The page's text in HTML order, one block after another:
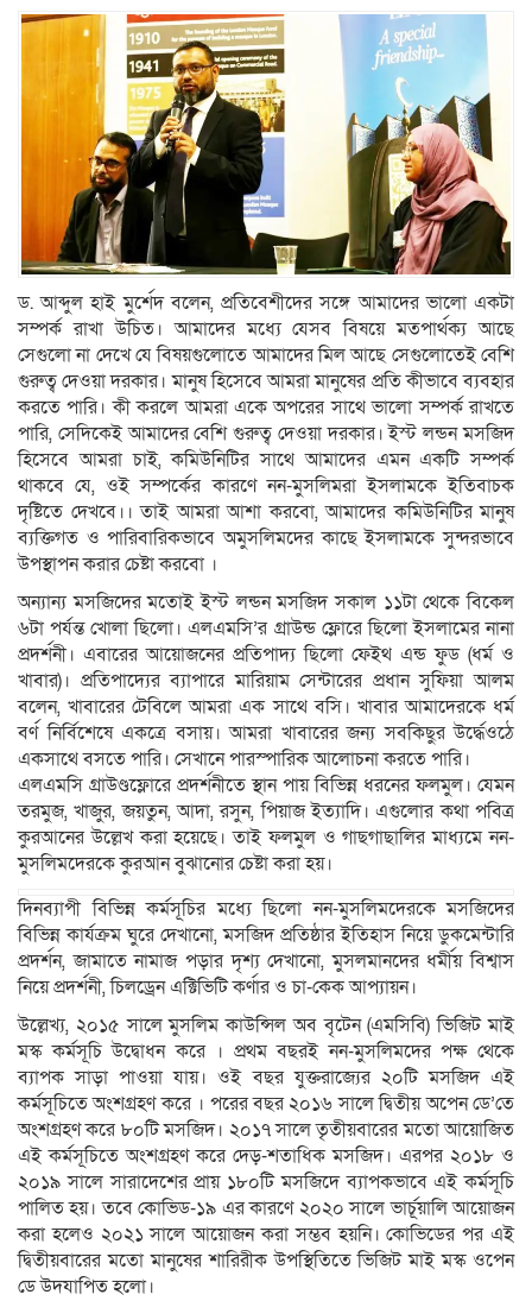
ড. আব্দুল হাই মুর্শেদ বলেন, প্রতিবেশীদের সঙ্গে আমাদের ভালো একটা
সম্পর্ক রাখা উচিত। আমাদের মধ্যে যেসব বিষয়ে মতপার্থক্য আছে
সেগুলো না দেখে যে বিষয়গুলোতে আমাদের মিল আছে সেগুলোতেই বেশি
গুরুত্ব দেওয়া দরকার। মানুষ হিসেবে আমরা মানুষের প্রতি কীভাবে ব্যবহার
করতে পারি। কী করলে আমরা একে অপরের সাথে ভালো সম্পর্ক রাখতে
পারি, সেদিকেই আমাদের বেশি গুরুত্ব দেওয়া দরকার। ইস্ট লন্ডন মসজিদ
হিসেবে আমরা চাই, কমিউনিটির সাথে আমাদের এমন একটি সম্পর্ক
থাকবে যে, ওই সম্পর্কের কারণে নন-মুসলিমরা ইসলামকে ইতিবাচক
দৃষ্টিতে দেখবে।। তাই আমরা আশা করবো, আমাদের কমিউনিটির মানুষ
ব্যক্তিগত ও পারিবারিকভাবে অমুসলিমদের কাছে ইসলামকে সুন্দরভাবে
উপস্থাপন করার চেষ্টা করবো ।
অন্যান্য মসজিদের মতোই ইস্ট লন্ডন মসজিদ সকাল ১১টা থেকে বিকেল
৬টা পর্যন্ত খোলা ছিলো। এলএমসি’র গ্রাউন্ড ফ্লোরে ছিলো ইসলামের নানা
প্রদর্শনী। এবারের আয়োজনের প্রতিপাদ্য ছিলো ফেইথ এন্ড ফুড (ধর্ম ও
খাবার)। প্রতিপাদ্যের ব্যাপারে মারিয়াম সেন্টারের প্রধান সুফিয়া আলম
বলেন, খাবারের টেবিলে আমরা এক সাথে বসি। খাবার আমাদেরকে ধর্ম
বর্ণ নির্বিশেষে একত্রে বসায়। আমরা খাবারের জন্য সবকিছুর উর্দ্ধেওঠে
একসাথে বসতে পারি। সেখানে পারস্পারিক আলোচনা করতে পারি।
এলএমসি গ্রাউণ্ডফ্লোরে প্রদর্শনীতে স্থান পায় বিভিন্ন ধরনের ফলমুল। যেমন
তরমুজ, খাজুর, জয়তুন, আদা, রসুন, পিয়াজ ইত্যাদি। এগুলোর কথা পবিত্র
কুরআনের উল্লেখ করা হয়েছে। তাই ফলমুল ও গাছগাছালির মাধ্যমে নন-
মুসলিমদেরকে কুরআন বুঝানোর চেষ্টা করা হয়।
দিনব্যাপী বিভিন্ন কর্মসূচির মধ্যে ছিলো নন-মুসলিমদেরকে মসজিদের
বিভিন্ন কার্যক্রম ঘুরে দেখানো, মসজিদ প্রতিষ্ঠার ইতিহাস নিয়ে ডুকমেন্টারি
প্রদর্শন, জামাতে নামাজ পড়ার দৃশ্য দেখানো, মুসলমানদের ধর্মীয় বিশ্বাস
নিয়ে প্রদর্শনী, চিলড্রেন এক্টিভিটি কর্ণার ও চা-কেক আপ্যায়ন।
উল্লেখ্য, ২০১৫ সালে মুসলিম কাউন্সিল অব বৃটেন (এমসিবি) ভিজিট মাই
মস্ক কর্মসূচি উদ্বোধন করে । প্রথম বছরই নন-মুসলিমদের পক্ষ থেকে
ব্যাপক সাড়া পাওয়া যায়। ওই বছর যুক্তরাজ্যের ২০টি মসজিদ এই
কর্মসূচিতে অংশগ্রহণ করে । পরের বছর ২০১৬ সালে দ্বিতীয় অপেন ডে’তে
অংশগ্রহণ করে ৮০টি মসজিদ। ২০১৭ সালে তৃতীয়বারের মতো আয়োজিত
এই কর্মসূচিতে অংশগ্রহণ করে দেড়-শতাধিক মসজিদ। এরপর ২০১৮ ও
২০১৯ সালে সারাদেশের প্রায় ১৮০টি মসজিদে ব্যাপকভাবে এই কর্মসূচি
পালিত হয়। তবে কোভিড-১৯ এর কারণে ২০২০ সালে ভার্চূয়ালি আয়োজন
করা হলেও ২০২১ সালে আয়োজন করা সম্ভব হয়নি। কোভিডের পর এই
দ্বিতীয়বারের মতো মানুষের শারিরীক উপস্থিতিতে ভিজিট মাই মস্ক ওপেন
ডে উদযাপিত হলো।